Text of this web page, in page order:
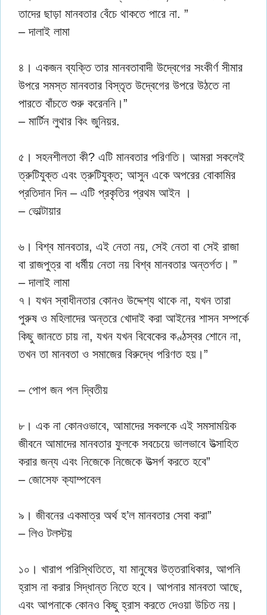
তাদের ছাড়া মানবতার বেঁচে থাকতে পারে না. ”
– দালাই লামা
৪। একজন ব্যক্তি তার মানবতাবাদী উদ্বেগের সংকীর্ণ সীমার
উপরে সমস্ত মানবতার বিস্তৃত উদ্বেগের উপরে উঠতে না
পারতে বাঁচতে শুরু করেননি।”
– মার্টিন লুথার কিং জুনিয়র.
৫। সহনশীলতা কী? এটি মানবতার পরিণতি। আমরা সকলেই
ত্রুটিযুক্ত এবং ত্রুটিযুক্ত; আসুন একে অপরের বোকামির
প্রতিদান দিন – এটি প্রকৃতির প্রথম আইন ।
– ভোল্টায়ার
৬। বিশ্ব মানবতার, এই নেতা নয়, সেই নেতা বা সেই রাজা
বা রাজপুত্র বা ধর্মীয় নেতা নয় বিশ্ব মানবতার অন্তর্গত। ”
– দালাই লামা
৭। যখন স্বাধীনতার কোনও উদ্দেশ্য থাকে না, যখন তারা
পুরুষ ও মহিলাদের অন্তরে খোদাই করা আইনের শাসন সম্পর্কে
কিছু জানতে চায় না, যখন যখন বিবেকের কণ্ঠস্বর শোনে না,
তখন তা মানবতা ও সমাজের বিরুদ্ধে পরিণত হয়।”
– পোপ জন পল দ্বিতীয়
৮। এক না কোনওভাবে, আমাদের সকলকে এই সমসাময়িক
জীবনে আমাদের মানবতার ফুলকে সবচেয়ে ভালভাবে উত্সাহিত
করার জন্য এবং নিজেকে নিজেকে উত্সর্গ করতে হবে”
– জোসেফ ক্যাম্পবেল
৯। জীবনের একমাত্র অর্থ হ’ল মানবতার সেবা করা”
– লিও টলস্টয়
১০। খারাপ পরিস্থিতিতে, যা মানুষের উত্তরাধিকার, আপনি
হ্রাস না করার সিদ্ধান্ত নিতে হবে। আপনার মানবতা আছে,
এবং আপনাকে কোনও কিছু হ্রাস করতে দেওয়া উচিত নয়।